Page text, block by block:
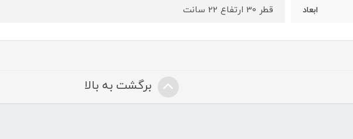
ابعاد قطر 30 ارتفاع 22 سانت
برگشت به بالا